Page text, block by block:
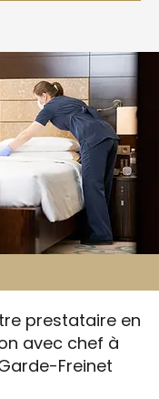
prestataire en
avec chef à
Freinet